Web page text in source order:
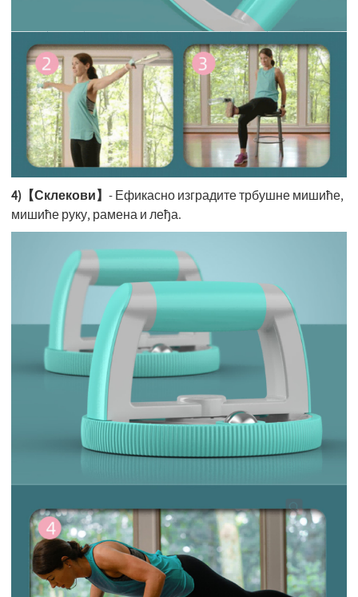
4)【Склекови】- Ефикасно изградите трбушне мишиће,
мишиће руку, рамена и леђа.